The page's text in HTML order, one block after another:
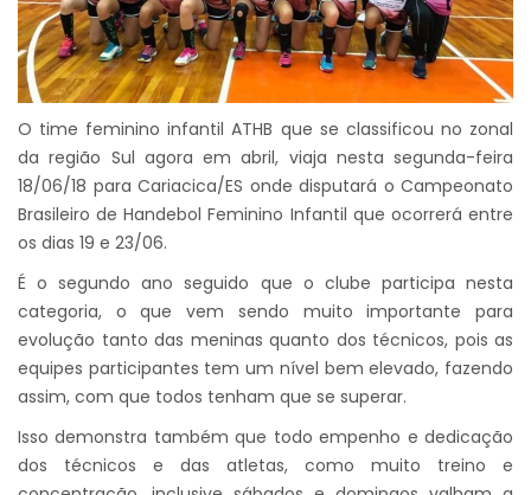
O time feminino infantil ATHB que se classificou no zonal
da região Sul agora em abril, viaja nesta segunda-feira
18/06/18 para Cariacica/ES onde disputará o Campeonato
Brasileiro de Handebol Feminino Infantil que ocorrerá entre
os dias 19 e 23/06.
É o segundo ano seguido que o clube participa nesta
categoria, o que vem sendo muito importante para
evolução tanto das meninas quanto dos técnicos, pois as
equipes participantes tem um nível bem elevado, fazendo
assim, com que todos tenham que se superar.
Isso demonstra também que todo empenho e dedicação
dos técnicos e das atletas, como muito treino e